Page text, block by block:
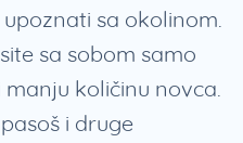
sa okolinom.
sa sobom samo
količinu novca.
i druge